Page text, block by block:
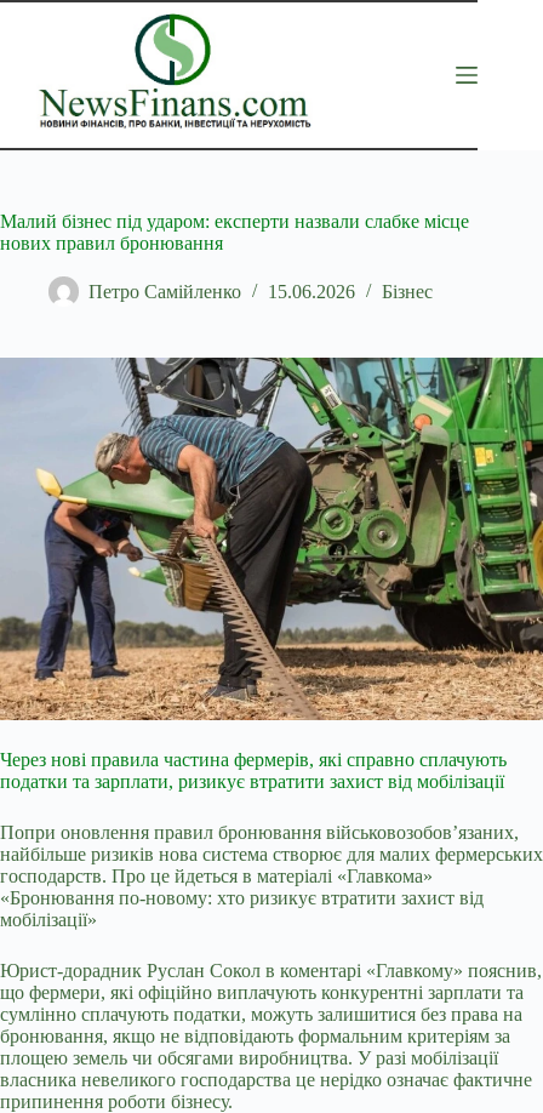
Перейти
Малий бізнес під ударом: експерти назвали слабке місце
нових правил бронювання
Петро Самійленко 15.06.2026 Бізнес
Через нові правила частина фермерів, які справно сплачують
податки та зарплати, ризикує втратити захист від мобілізації
Попри оновлення правил бронювання військовозобов’язаних,
найбільше ризиків нова система створює для малих фермерських
господарств. Про це йдеться в матеріалі «Главкома»
«Бронювання по-новому: хто ризикує втратити захист від
мобілізації»
Юрист-дорадник Руслан Сокол в коментарі «Главкому» пояснив,
що фермери, які офіційно виплачують конкурентні зарплати та
сумлінно сплачують податки, можуть залишитися без права на
бронювання, якщо не відповідають формальним критеріям за
площею земель чи обсягами виробництва. У разі мобілізації
власника невеликого господарства це нерідко означає фактичне
припинення роботи бізнесу.